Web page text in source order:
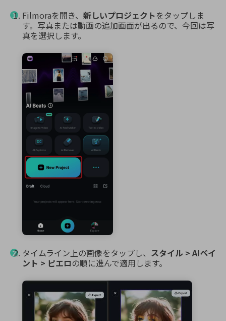
Filmoraを開き、 新しいプロジェクトをタップしま
す。写真または動画の追加画面が出るので、今回は写
真を選択します。
タイムライン上の画像をタップし、 スタイル > AIペイ
ント > ピエロの順に進んで適用します。